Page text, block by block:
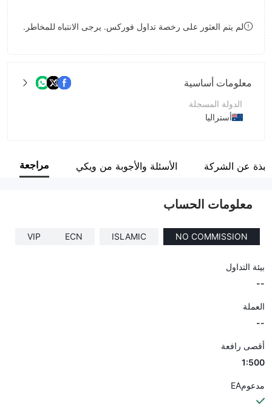
8
لم يتم العثور على رخصة تداول فوركس. يرجى الانتباه للمخاطر.
معلومات أساسية
الدولة المسجلة
أستراليا
اسم الشركة
نبذة عن الشركة الأسئلة والأجوبة من ويكي مراجعة
معلومات الحساب
NO COMMISSION
ISLAMIC
ECN
VIP
بيئة التداول
--
العملة
--
أقصى رافعة
1:500
مدعومEA